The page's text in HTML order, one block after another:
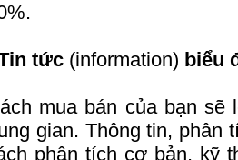
tức (information) biểu
mua bán của bạn sẽ
gian. Thông tin, phân
phân tích cơ bản, kỹ